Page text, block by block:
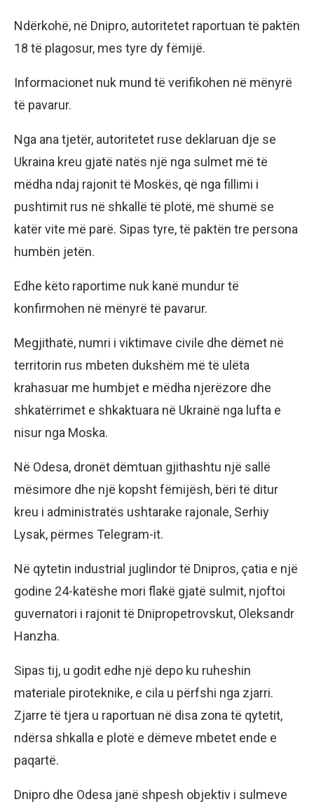
Ndërkohë, në Dnipro, autoritetet raportuan të paktën
18 të plagosur, mes tyre dy fëmijë.
Informacionet nuk mund të verifikohen në mënyrë
të pavarur.
Nga ana tjetër, autoritetet ruse deklaruan dje se
Ukraina kreu gjatë natës një nga sulmet më të
mëdha ndaj rajonit të Moskës, që nga fillimi i
pushtimit rus në shkallë të plotë, më shumë se
katër vite më parë. Sipas tyre, të paktën tre persona
humbën jetën.
Edhe këto raportime nuk kanë mundur të
konfirmohen në mënyrë të pavarur.
Megjithatë, numri i viktimave civile dhe dëmet në
territorin rus mbeten dukshëm më të ulëta
krahasuar me humbjet e mëdha njerëzore dhe
shkatërrimet e shkaktuara në Ukrainë nga lufta e
nisur nga Moska.
Në Odesa, dronët dëmtuan gjithashtu një sallë
mësimore dhe një kopsht fëmijësh, bëri të ditur
kreu i administratës ushtarake rajonale, Serhiy
Lysak, përmes Telegram-it.
Në qytetin industrial juglindor të Dnipros, çatia e një
godine 24-katëshe mori flakë gjatë sulmit, njoftoi
guvernatori i rajonit të Dnipropetrovskut, Oleksandr
Hanzha.
Sipas tij, u godit edhe një depo ku ruheshin
materiale piroteknike, e cila u përfshi nga zjarri.
Zjarre të tjera u raportuan në disa zona të qytetit,
ndërsa shkalla e plotë e dëmeve mbetet ende e
paqartë.
Dnipro dhe Odesa janë shpesh objektiv i sulmeve